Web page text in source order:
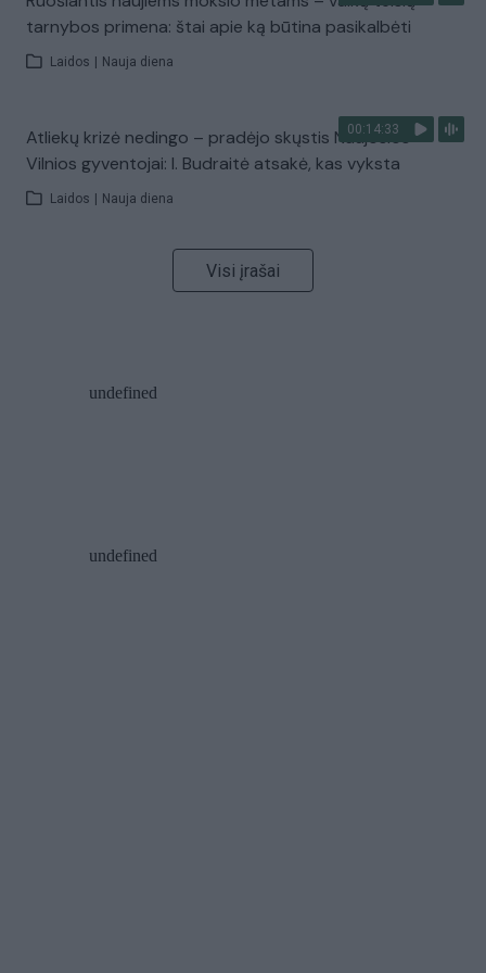
tarnybos primena: štai apie ką būtina pasikalbėti
Laidos Nauja diena
00:14:33
Atliekų krizė nedingo – pradėjo skųstis Naujosios
Vilnios gyventojai: I. Budraitė atsakė, kas vyksta
Laidos Nauja diena
Visi įrašai